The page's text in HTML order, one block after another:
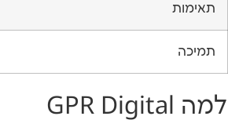
תאימות
תמיכה
למה GPR Digital